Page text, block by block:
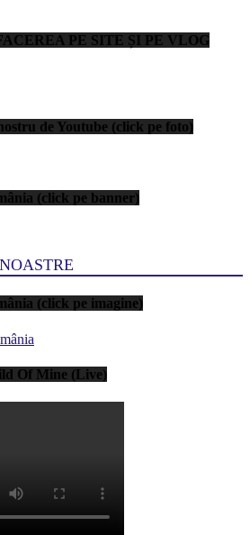
PE SITE ȘI PE VLOG
de Youtube (click pe foto)
(click pe banner)
(click pe imagine)
Of Mine (Live)